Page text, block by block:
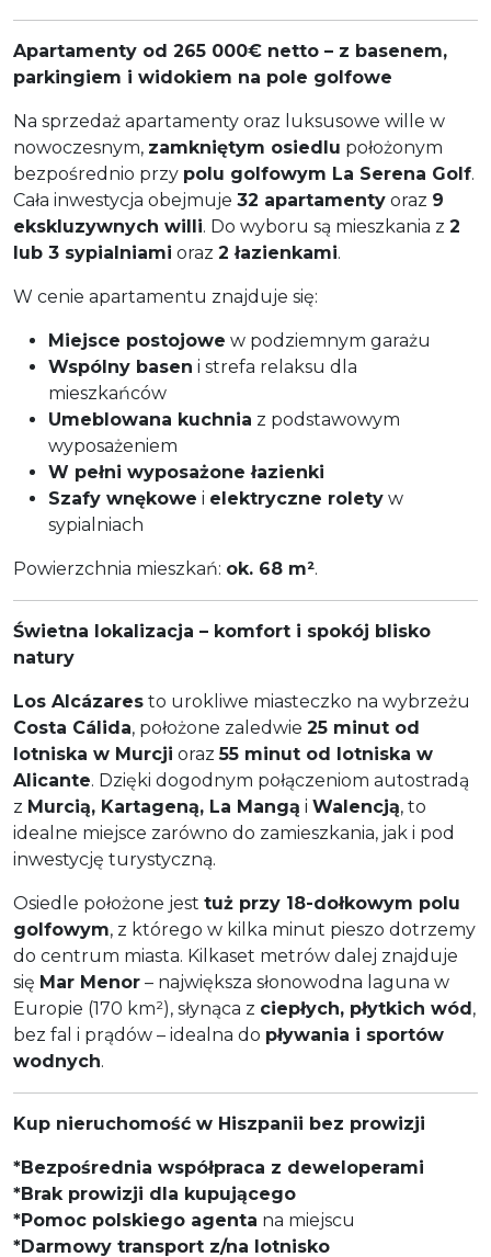
Apartamenty od 265 000€ netto – z basenem,
parkingiem i widokiem na pole golfowe
Na sprzedaż apartamenty oraz luksusowe wille w
nowoczesnym, zamkniętym osiedlu położonym
bezpośrednio przy polu golfowym La Serena Golf.
Cała inwestycja obejmuje 32 apartamenty oraz 9
ekskluzywnych willi. Do wyboru są mieszkania z 2
lub 3 sypialniami oraz 2 łazienkami.
W cenie apartamentu znajduje się:
Miejsce postojowe w podziemnym garażu
Wspólny basen i strefa relaksu dla
mieszkańców
Umeblowana kuchnia z podstawowym
wyposażeniem
W pełni wyposażone łazienki
Szafy wnękowe i elektryczne rolety w
sypialniach
Powierzchnia mieszkań: ok. 68 m².
Świetna lokalizacja – komfort i spokój blisko
natury
Los Alcázares to urokliwe miasteczko na wybrzeżu
Costa Cálida, położone zaledwie 25 minut od
lotniska w Murcji oraz55 minut od lotniska w
Alicante. Dzięki dogodnym połączeniom autostradą
z Murcią, Kartageną, La Mangą i Walencją, to
idealne miejsce zarówno do zamieszkania, jak i pod
inwestycję turystyczną.
Osiedle położone jest tuż przy 18-dołkowym polu
golfowym, z którego w kilka minut pieszo dotrzemy
do centrum miasta. Kilkaset metrów dalej znajduje
się Mar Menor – największa słonowodna laguna w
Europie (170 km²), słynąca z ciepłych, płytkich wód,
bez fal i prądów – idealna do pływania i sportów
wodnych.
Kup nieruchomość w Hiszpanii bez prowizji
*Bezpośrednia współpraca z deweloperami
*Brak prowizji dla kupującego
*Pomoc polskiego agenta na miejscu
*Darmowy transport z/na lotnisko